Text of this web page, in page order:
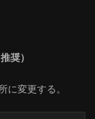
奨）
変更する。